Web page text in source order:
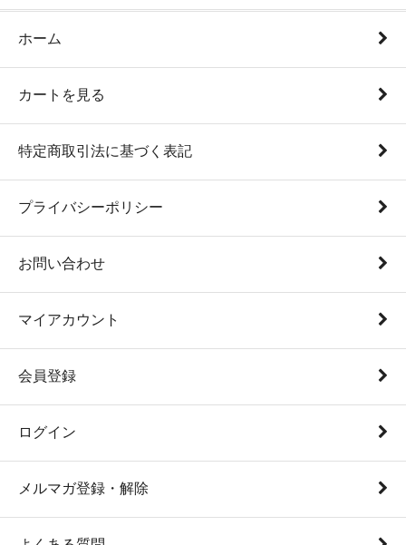
ホーム
カートを見る
特定商取引法に基づく表記
プライバシーポリシー
お問い合わせ
マイアカウント
会員登録
ログイン
メルマガ登録・解除